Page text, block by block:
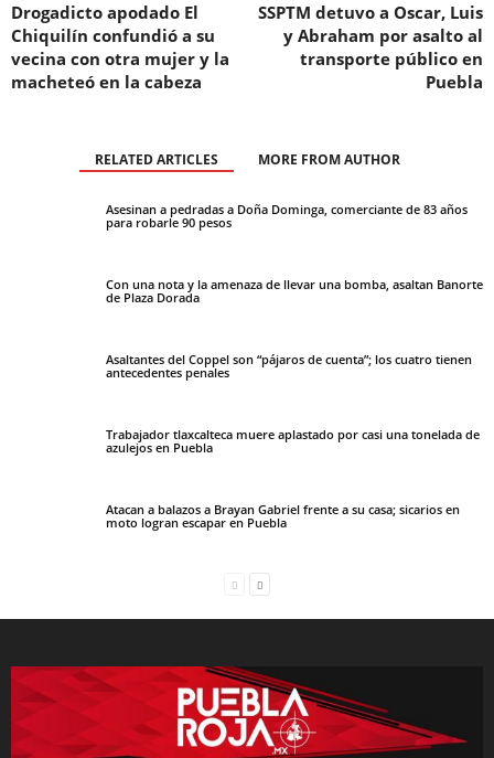
Drogadicto apodado El
Chiquilín confundió a su
vecina con otra mujer y la
macheteó en la cabeza
SSPTM detuvo a Oscar, Luis
y Abraham por asalto al
transporte público en
Puebla
RELATED ARTICLES MORE FROM AUTHOR
Asesinan a pedradas a Doña Dominga, comerciante de 83 años
para robarle 90 pesos
Con una nota y la amenaza de llevar una bomba, asaltan Banorte
de Plaza Dorada
Asaltantes del Coppel son “pájaros de cuenta”; los cuatro tienen
antecedentes penales
Trabajador tlaxcalteca muere aplastado por casi una tonelada de
azulejos en Puebla
Atacan a balazos a Brayan Gabriel frente a su casa; sicarios en
moto logran escapar en Puebla